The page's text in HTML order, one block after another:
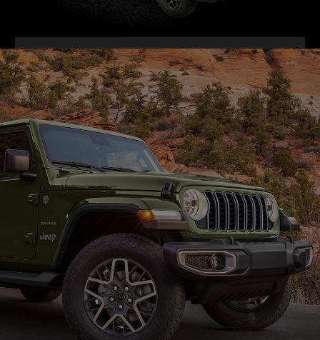
VIEW
FULL
GALLERY